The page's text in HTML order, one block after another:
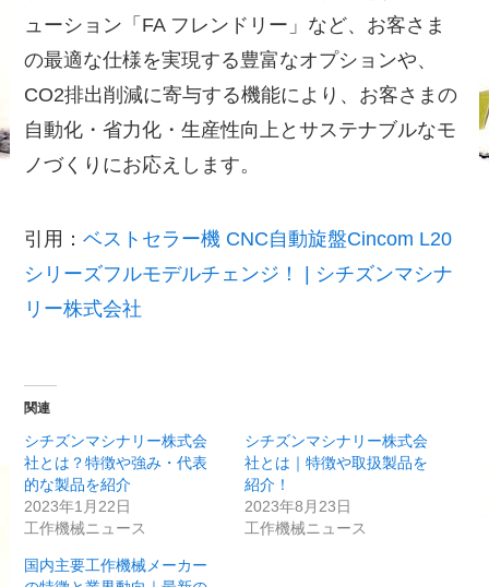
ューション「FA フレンドリー」など、お客さま
の最適な仕様を実現する豊富なオプションや、
CO2排出削減に寄与する機能により、お客さまの
自動化・省力化・生産性向上とサステナブルなモ
ノづくりにお応えします。
引用：ベストセラー機 CNC自動旋盤Cincom L20
シリーズフルモデルチェンジ！ | シチズンマシナ
リー株式会社
関連
シチズンマシナリー株式会
社とは？特徴や強み・代表
的な製品を紹介
2023年1月22日
工作機械ニュース
シチズンマシナリー株式会
社とは｜特徴や取扱製品を
紹介！
2023年8月23日
工作機械ニュース
国内主要工作機械メーカー